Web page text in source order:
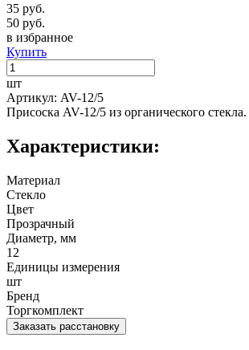
35 руб.
50 руб.
в избранное
Купить
шт
Артикул: AV-12/5
Присоска AV-12/5 из органического
Характеристики:
Материал
Стекло
Цвет
Прозрачный
Диаметр, мм
12
Единицы измерения
шт
Бренд
Торгкомплект
Заказать расстановку